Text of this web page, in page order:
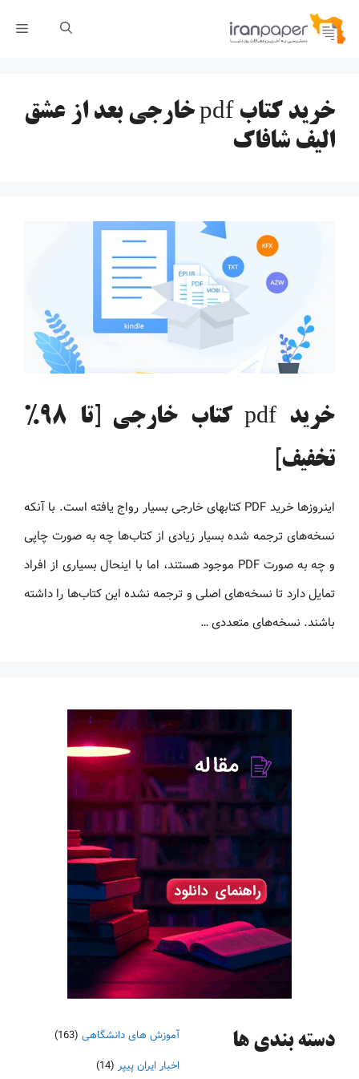
پرش
خرید کتاب pdf خارجی بعد از عشق
الیف شافاک
خرید pdf کتاب خارجی [تا 98%
تخفیف]
اینروزها خرید PDF کتاب‎های خارجی بسیار رواج یافته است. با آنکه
نسخه‌های ترجمه شده بسیار زیادی از کتاب‌ها چه به صورت چاپی
و چه به صورت PDF موجود هستند، اما با اینحال بسیاری از افراد
تمایل دارد تا نسخه‌های اصلی و ترجمه نشده این کتاب‌ها را داشته
باشند. نسخه‌های متعددی …
دسته‌ بندی ها آموزش های دانشگاهی (163)
اخبار ایران پیپر (14)